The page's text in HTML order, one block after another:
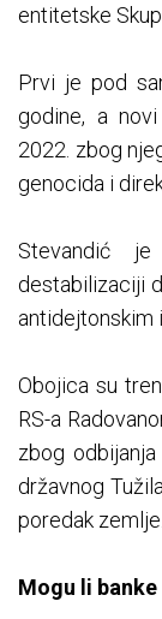
entitetske
Prvi je pod
godine, a
2022. zbog
genocida i
Stevandić
destabilizaciji
antidejtonskim
Obojica su
RS-a
zbog
državnog
poredak zemlje.
Mogu li banke